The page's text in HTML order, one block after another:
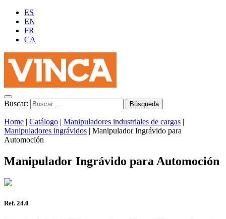
ES
EN
FR
CA
Buscar:
Home | Catálogo | Manipuladores industriales de cargas |
Manipuladores ingrávidos | Manipulador Ingrávido para
Automoción
Manipulador Ingrávido para Automoción
Ref. 24.0